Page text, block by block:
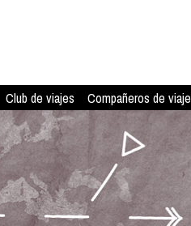
Club de viajes Compañeros de viaje